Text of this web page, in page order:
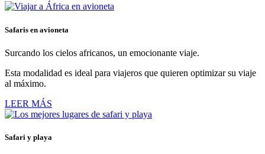
Safaris en avioneta
Surcando los cielos africanos, un emocionante viaje.
Esta modalidad es ideal para viajeros que quieren optimizar su viaje
al máximo.
LEER MÁS
Safari y playa